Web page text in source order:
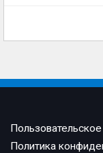
Политика